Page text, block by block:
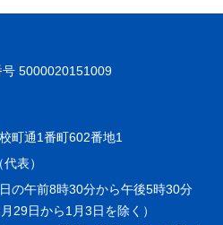
号 5000020151009
町通1番町602番地1
表）
の午前8時30分から午後5時30分
29日から1月3日を除く）